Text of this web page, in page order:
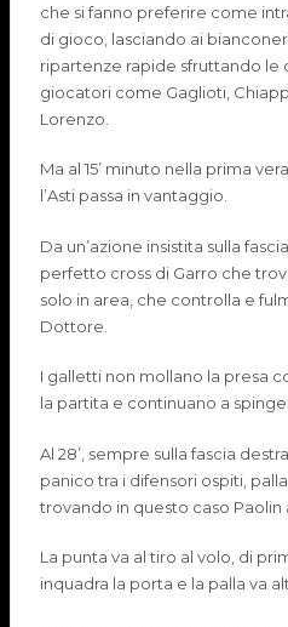
che si fanno preferire come
di gioco, lasciando ai
ripartenze rapide sfruttando le
giocatori come Gaglioti ,
Lorenzo.
Ma al 15’ minuto nella prima
l’Asti passa in vantaggio.
Da un’azione insistita sulla
perfetto cross di Garro che
solo in area, che controlla e
Dottore.
I galletti non mollano la presa
la partita e continuano a
Al 28’, sempre sulla fascia
panico tra i difensori ospiti,
trovando in questo caso Paolin
La punta va al tiro al volo, di
inquadra la porta e la palla va